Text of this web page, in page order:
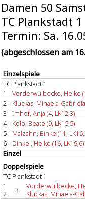
Damen 50
TC Plankstadt
Termin: Sa.
(abgeschlossen am
Einzelspiele
TC Plankstadt 1
1
Vorderwülbecke, Heike
2
Kluckas, Mihaela-Gabriela
3
Imhof, Anja (4, LK12,3)
4
Kolb, Beate (9, LK15,5)
5
Malzahn, Binke (11,
6
Dinkel, Heike (16, LK19,6)
Einzel
Doppelspiele
TC Plankstadt 1
1
2
3
Vorderwülbecke,
Kluckas, Mihaela-